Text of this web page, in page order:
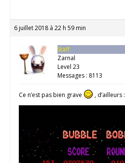
6 juillet 2018 à 22 h 59 min
Staff
Zarnal
Level 23
Messages : 8113
Ce n’est pas bien grave , d’ailleurs :